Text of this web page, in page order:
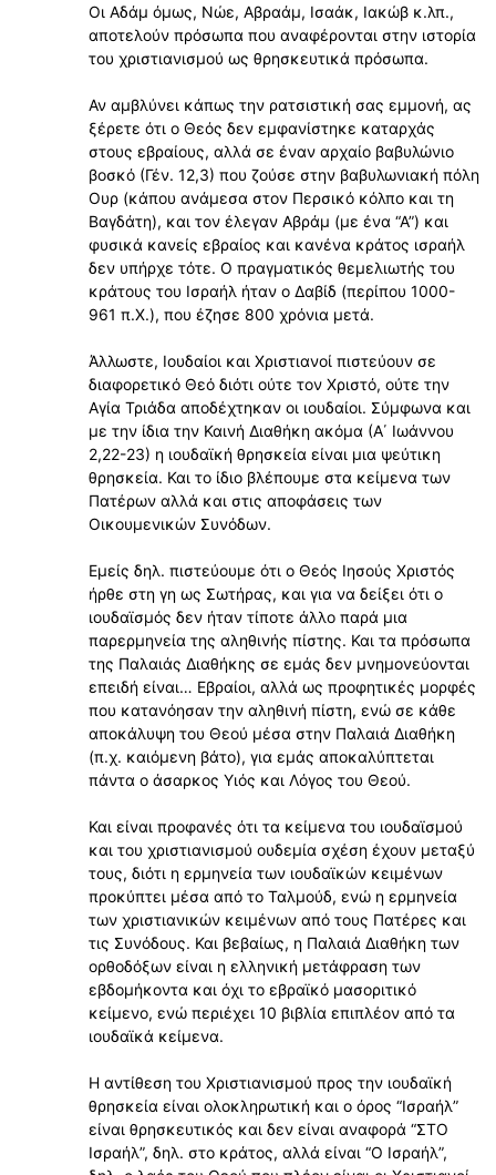
Οι Αδάμ όμως, Νώε, Αβραάμ, Ισαάκ, Ιακώβ κ.λπ.,
αποτελούν πρόσωπα που αναφέρονται στην ιστορία
του χριστιανισμού ως θρησκευτικά πρόσωπα.
Αν αμβλύνει κάπως την ρατσιστική σας εμμονή, ας
ξέρετε ότι ο Θεός δεν εμφανίστηκε καταρχάς
στους εβραίους, αλλά σε έναν αρχαίο βαβυλώνιο
βοσκό (Γέν. 12,3) που ζούσε στην βαβυλωνιακή πόλη
Ουρ (κάπου ανάμεσα στον Περσικό κόλπο και τη
Βαγδάτη), και τον έλεγαν Αβράμ (με ένα “Α”) και
φυσικά κανείς εβραίος και κανένα κράτος ισραήλ
δεν υπήρχε τότε. Ο πραγματικός θεμελιωτής του
κράτους του Ισραήλ ήταν ο Δαβίδ (περίπου 1000-
961 π.Χ.), που έζησε 800 χρόνια μετά.
Άλλωστε, Ιουδαίοι και Χριστιανοί πιστεύουν σε
διαφορετικό Θεό διότι ούτε τον Χριστό, ούτε την
Αγία Τριάδα αποδέχτηκαν οι ιουδαίοι. Σύμφωνα και
με την ίδια την Καινή Διαθήκη ακόμα (Α΄ Ιωάννου
2,22-23) η ιουδαϊκή θρησκεία είναι μια ψεύτικη
θρησκεία. Και το ίδιο βλέπουμε στα κείμενα των
Πατέρων αλλά και στις αποφάσεις των
Οικουμενικών Συνόδων.
Εμείς δηλ. πιστεύουμε ότι ο Θεός Ιησούς Χριστός
ήρθε στη γη ως Σωτήρας, και για να δείξει ότι ο
ιουδαϊσμός δεν ήταν τίποτε άλλο παρά μια
παρερμηνεία της αληθινής πίστης. Και τα πρόσωπα
της Παλαιάς Διαθήκης σε εμάς δεν μνημονεύονται
επειδή είναι… Εβραίοι, αλλά ως προφητικές μορφές
που κατανόησαν την αληθινή πίστη, ενώ σε κάθε
αποκάλυψη του Θεού μέσα στην Παλαιά Διαθήκη
(π.χ. καιόμενη βάτο), για εμάς αποκαλύπτεται
πάντα ο άσαρκος Υιός και Λόγος του Θεού.
Και είναι προφανές ότι τα κείμενα του ιουδαϊσμού
και του χριστιανισμού ουδεμία σχέση έχουν μεταξύ
τους, διότι η ερμηνεία των ιουδαϊκών κειμένων
προκύπτει μέσα από το Ταλμούδ, ενώ η ερμηνεία
των χριστιανικών κειμένων από τους Πατέρες και
τις Συνόδους. Και βεβαίως, η Παλαιά Διαθήκη των
ορθοδόξων είναι η ελληνική μετάφραση των
εβδομήκοντα και όχι το εβραϊκό μασοριτικό
κείμενο, ενώ περιέχει 10 βιβλία επιπλέον από τα
ιουδαϊκά κείμενα.
Η αντίθεση του Χριστιανισμού προς την ιουδαϊκή
θρησκεία είναι ολοκληρωτική και ο όρος “Ισραήλ”
είναι θρησκευτικός και δεν είναι αναφορά “ΣΤΟ
Ισραήλ”, δηλ. στο κράτος, αλλά είναι “Ο Ισραήλ”,